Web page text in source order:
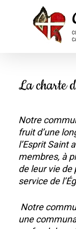
La charte
Notre
fruit d’une
l’Esprit Saint
membres, à
de leur vie
service de
Notre
une